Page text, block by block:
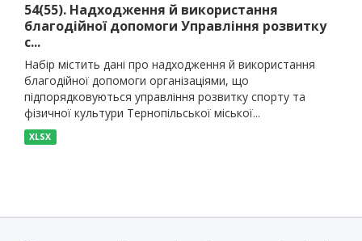
54(55). Надходження й використання
благодійної допомоги Управління розвитку
с...
Набір містить дані про надходження й використання
благодійної допомоги організаціями, що
підпорядковуються управління розвитку спорту та
фізичної культури Тернопільської міської...
XLSX